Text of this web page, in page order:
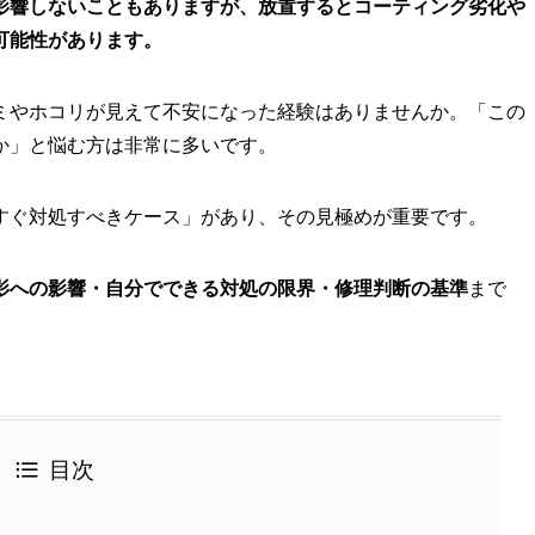
しないこともありますが、放置するとコーティング劣化や
性があります。
ホコリが見えて不安になった経験はありませんか。「この
と悩む方は非常に多いです。
対処すべきケース」があり、その見極めが重要です。
の影響・自分でできる対処の限界・修理判断の基準まで
目次